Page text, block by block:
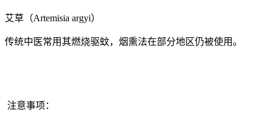
艾草（Artemisia argyi）
传统中医常用其燃烧驱蚊，烟熏法在部分地区仍被使用。
注意事项：